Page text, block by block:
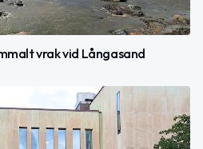
vrak vid Långasand